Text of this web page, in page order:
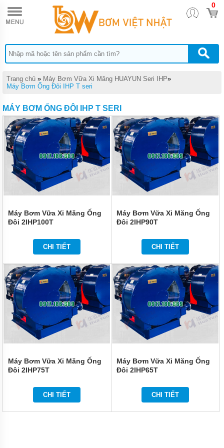
0
TRANG
CHỦ
BƠM
HÚT
BÙN
NGHIỆP
NẶNG
MUYUAN
MÁY
BƠM
HÚT
BÙN
CÔNG
SUẤT
NHỎ
MUYUAN
SERI ML
BƠM
HÚT
BÙN
SERI MH
MÁY
BƠM
BÙN
HIỆU
SUẤT
CAO
MUYUAN
SERI
MÁY
BƠM
HÚT
MUYUAN
Trang chủ » Máy Bơm Vữa Xi Măng HUAYUN Seri IHP»
Máy Bơm Ống Đôi IHP T seri
MÁY BƠM ỐNG ĐÔI IHP T SERI
Máy Bơm Vữa Xi Măng Ống
Đôi 2IHP100T
CHI TIẾT
Máy Bơm Vữa Xi Măng Ống
Đôi 2IHP90T
CHI TIẾT
Máy Bơm Vữa Xi Măng Ống
Đôi 2IHP75T
CHI TIẾT
Máy Bơm Vữa Xi Măng Ống
Đôi 2IHP65T
CHI TIẾT